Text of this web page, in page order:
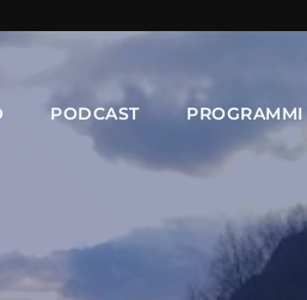
PODCAST PROGRAMMI